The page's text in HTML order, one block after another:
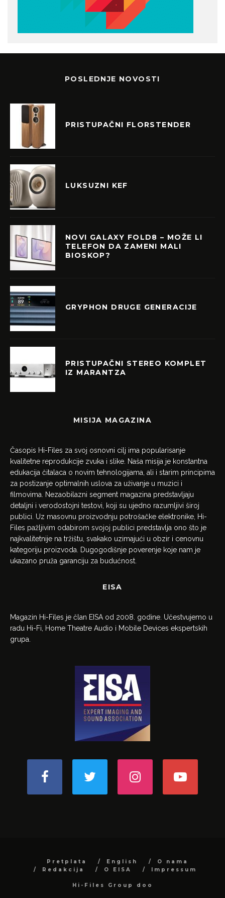
POSLEDNJE NOVOSTI
PRISTUPAČNI FLORSTENDER
LUKSUZNI KEF
NOVI GALAXY FOLD8 – MOŽE LI
TELEFON DA ZAMENI MALI
BIOSKOP?
GRYPHON DRUGE GENERACIJE
PRISTUPAČNI STEREO KOMPLET
IZ MARANTZA
MISIJA MAGAZINA
Časopis Hi-Files za svoj osnovni cilj ima popularisanje
kvalitetne reprodukcije zvuka i slike. Naša misija je konstantna
edukacija čitalaca o novim tehnologijama, ali i starim principima
za postizanje optimalnih uslova za uživanje u muzici i
filmovima. Nezaobilazni segment magazina predstavljaju
detaljni i verodostojni testovi, koji su ujedno razumljivi široj
publici. Uz masovnu proizvodnju potrošačke elektronike, Hi-
Files pažljivim odabirom svojoj publici predstavlja ono što je
najkvalitetnije na tržištu, svakako uzimajući u obzir i cenovnu
kategoriju proizvoda. Dugogodišnje poverenje koje nam je
ukazano pruža garanciju za budućnost.
EISA
Magazin Hi-Files je član EISA od 2008. godine. Učestvujemo u
radu Hi-Fi, Home Theatre Audio i Mobile Devices ekspertskih
grupa.
Pretplata English
O nama
Redakcija
O EISA Impressum
Hi-Files Group doo